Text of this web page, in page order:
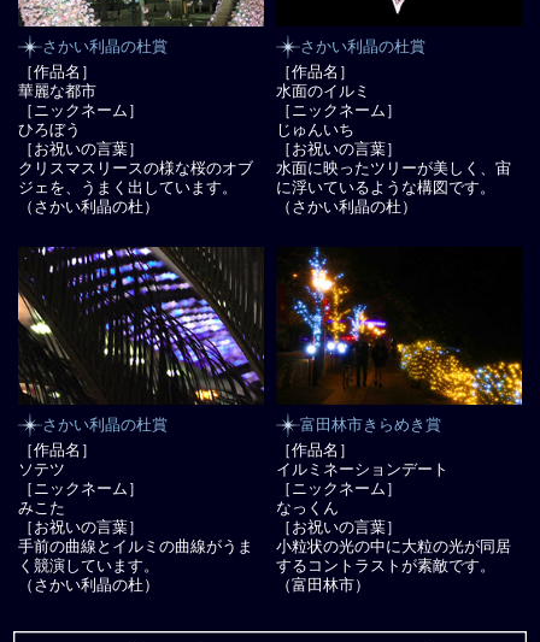
さかい利晶の杜賞
［作品名］
華麗な都市
［ニックネーム］
ひろぼう
［お祝いの言葉］
クリスマスリースの様な桜のオブ
ジェを、うまく出しています。
（さかい利晶の杜）
さかい利晶の杜賞
［作品名］
水面のイルミ
［ニックネーム］
じゅんいち
［お祝いの言葉］
水面に映ったツリーが美しく、宙
に浮いているような構図です。
（さかい利晶の杜）
さかい利晶の杜賞
［作品名］
ソテツ
［ニックネーム］
みこた
［お祝いの言葉］
手前の曲線とイルミの曲線がうま
く競演しています。
（さかい利晶の杜）
富田林市きらめき賞
［作品名］
イルミネーションデート
［ニックネーム］
なっくん
［お祝いの言葉］
小粒状の光の中に大粒の光が同居
するコントラストが素敵です。
（富田林市）